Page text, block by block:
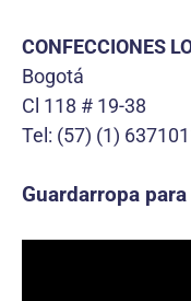
CONFECCIONES
Bogotá
Cl 118 # 19-38
Tel: (57) (1)
Guardarropa